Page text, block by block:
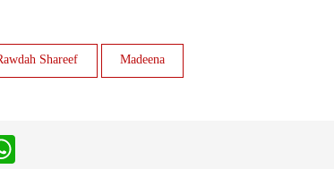
Shareef Madeena